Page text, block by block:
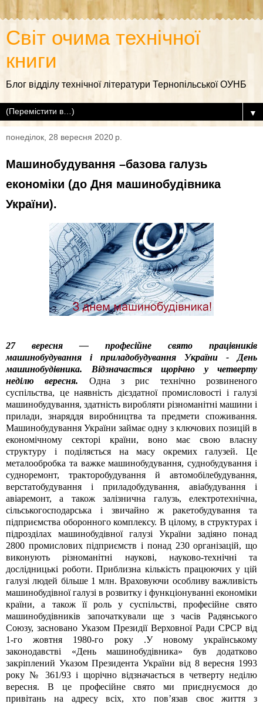
Світ очима технічної
книги
Блог відділу технічної літератури Тернопільської ОУНБ
▼
понеділок, 28 вересня 2020 р.
Машинобудування –базова галузь
економіки (до Дня машинобудівника
України).
27 вересня — професійне свято працівників
машинобудування і приладобудування України - День
машинобудівника. Відзначається щорічно у четверту
неділю вересня. Одна з рис технічно розвиненого
суспільства, це наявність дієздатної промисловості і галузі
машинобудування, здатність виробляти різноманітні машини і
прилади, знаряддя виробництва та предмети споживання.
Машинобудування України займає одну з ключових позицій в
економічному секторі країни, воно має свою власну
структуру і поділяється на масу окремих галузей. Це
металообробка та важке машинобудування, суднобудування і
судноремонт, тракторобудування й автомобілебудування,
верстатобудування і приладобудування, авіабудування і
авіаремонт, а також залізнична галузь, електротехнічна,
сільськогосподарська і звичайно ж ракетобудування та
підприємства оборонного комплексу. В цілому, в структурах і
підрозділах машинобудівної галузі України задіяно понад
2800 промислових підприємств і понад 230 організацій, що
виконують різноманітні наукові, науково-технічні та
дослідницькі роботи. Приблизна кількість працюючих у цій
галузі людей більше 1 млн. Враховуючи особливу важливість
машинобудівної галузі в розвитку і функціонуванні економіки
країни, а також її роль у суспільстві, професійне свято
машинобудівників започаткували ще з часів Радянського
Союзу, засновано Указом Президії Верховної Ради СРСР від
1-го жовтня 1980-го року .У новому українському
законодавстві «День машинобудівника» був додатково
закріплений Указом Президента України від 8 вересня 1993
року № 361/93 і щорічно відзначається в четверту неділю
вересня. В це професійне свято ми приєднуємося до
привітань на адресу всіх, хто пов’язав своє життя з